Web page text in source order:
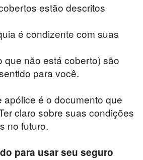
estão descritos
é condizente com suas
que não está coberto) são
para você.
apólice é o documento que
claro sobre suas condições
no futuro.
para usar seu seguro